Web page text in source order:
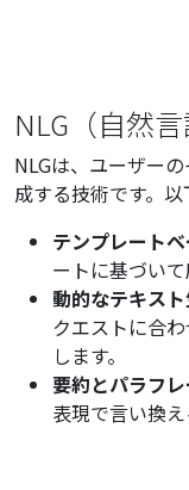
NLG（自然
NLGは、ユーザー
成する技術です。
テンプレートベ
ートに基づいて
動的なテキスト
クエストに合
します。
要約とパラフレ
表現で言い換え